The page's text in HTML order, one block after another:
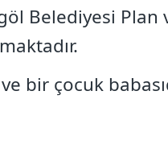
Belediyesi
bir çocuk